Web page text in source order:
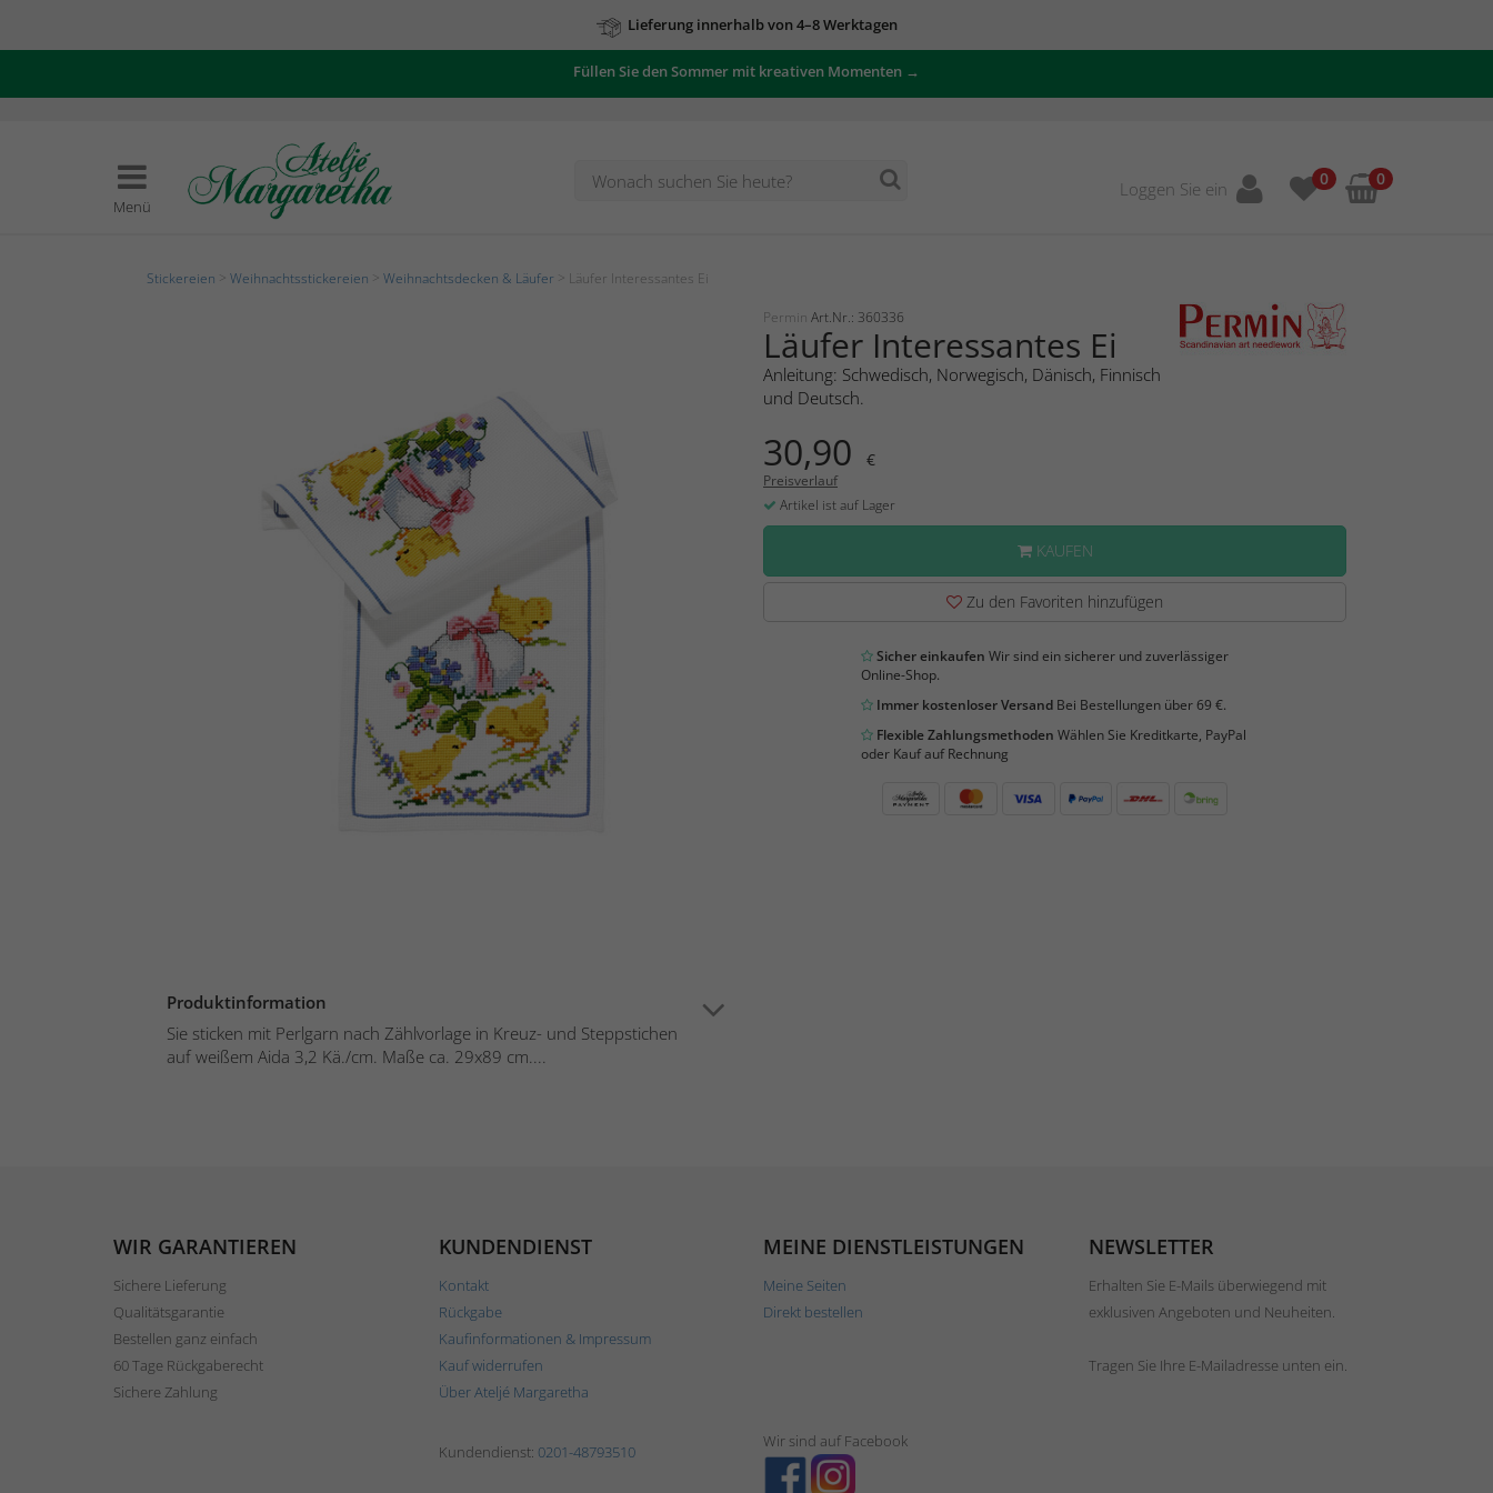
Lieferung innerhalb von 4–8 Werktagen
Füllen Sie den Sommer mit kreativen Momenten →
Menü
Loggen Sie ein 0 0
Stickereien Weihnachtsstickereien Weihnachtsdecken & Läufer > Läufer Interessantes Ei
Produktinformation
Sie sticken mit Perlgarn nach Zählvorlage in Kreuz- und Steppstichen
auf weißem Aida 3,2 Kä./cm. Maße ca. 29x89 cm....
Permin Art.Nr.: 360336
Läufer Interessantes Ei
Anleitung: Schwedisch, Norwegisch, Dänisch, Finnisch
und Deutsch.
30,90 €
Preisverlauf
Artikel ist auf Lager
KAUFEN
Zu den Favoriten hinzufügen
Sicher einkaufen Wir sind ein sicherer und zuverlässiger
Online-Shop.
Immer kostenloser VersandBei Bestellungen über 69 €.
Flexible Zahlungsmethoden Wählen Sie Kreditkarte, PayPal
oder Kauf auf Rechnung
WIR GARANTIEREN
Sichere Lieferung
Qualitätsgarantie
Bestellen ganz einfach
60 Tage Rückgaberecht
Sichere Zahlung
KUNDENDIENST
Kontakt
Rückgabe
Kaufinformationen & Impressum
Kauf widerrufen
Über Ateljé Margaretha
MEINE DIENSTLEISTUNGEN
Meine Seiten
Direkt bestellen
NEWSLETTER
Erhalten Sie E-Mails überwiegend mit
exklusiven Angeboten und Neuheiten.
Tragen Sie Ihre E-Mailadresse unten ein.
Kundendienst: 0201-48793510
Wir sind auf Facebook